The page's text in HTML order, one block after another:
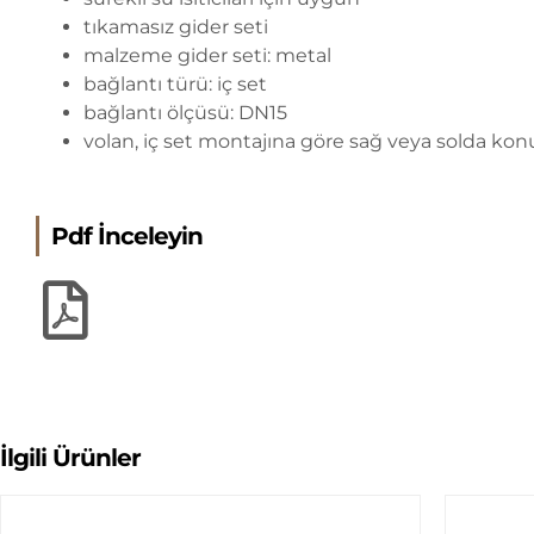
tıkamasız gider seti
malzeme gider seti: metal
bağlantı türü: iç set
bağlantı ölçüsü: DN15
volan, iç set montajına göre sağ veya solda
Pdf İnceleyin
İlgili Ürünler